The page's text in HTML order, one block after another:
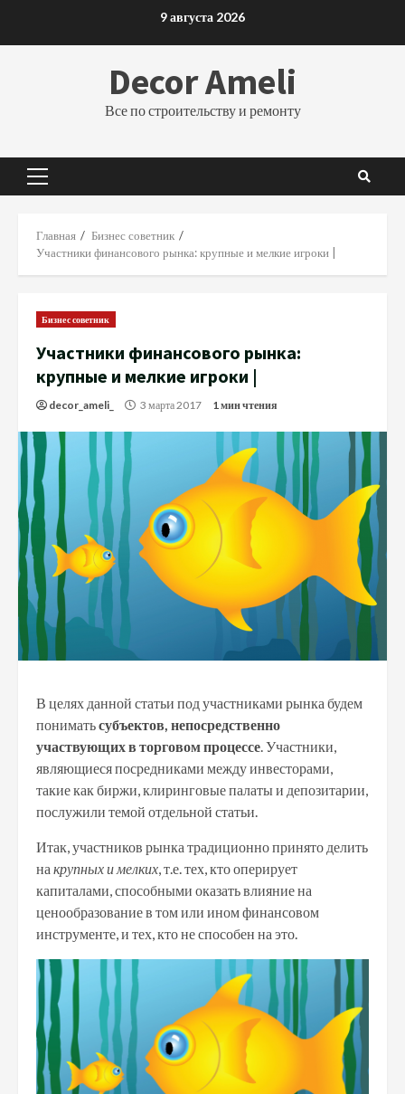
9 августа 2026
Decor Ameli
Все по строительству и ремонту
Основное
Главная
Бизнес советник
Участники финансового рынка: крупные и мелкие игроки |
Бизнес советник
Участники финансового рынка:
крупные и мелкие игроки |
decor_ameli_ 3 марта 2017 1 мин чтения
В целях данной статьи под участниками рынка будем
пониматьсубъектов, непосредственно
участвующих в торговом процессе. Участники,
являющиеся посредниками между инвесторами,
такие как биржи, клиринговые палаты и депозитарии,
послужили темой отдельной статьи.
Итак, участников рынка традиционно принято делить
на крупных и мелких, т.е. тех, кто оперирует
капиталами, способными оказать влияние на
ценообразование в том или ином финансовом
инструменте, и тех, кто не способен на это.